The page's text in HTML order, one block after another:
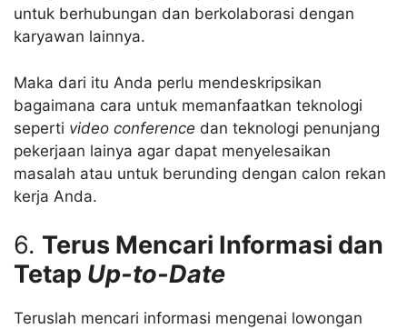
untuk berhubungan dan berkolaborasi dengan
karyawan lainnya.
Maka dari itu Anda perlu mendeskripsikan
bagaimana cara untuk memanfaatkan teknologi
seperti video conference dan teknologi penunjang
pekerjaan lainya agar dapat menyelesaikan
masalah atau untuk berunding dengan calon rekan
kerja Anda.
6. Terus Mencari Informasi dan
Tetap Up-to-Date
Teruslah mencari informasi mengenai lowongan